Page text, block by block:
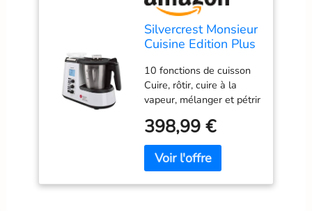
Silvercrest Monsieur
Cuisine Edition Plus
Accessoire Lavable
Noir,argent
10 fonctions de cuisson
Cuire, rôtir, cuire à la
vapeur, mélanger et pétrir
réduire en purée,
émulsionner, tourner à
droite/gauche, peser
398,99 €